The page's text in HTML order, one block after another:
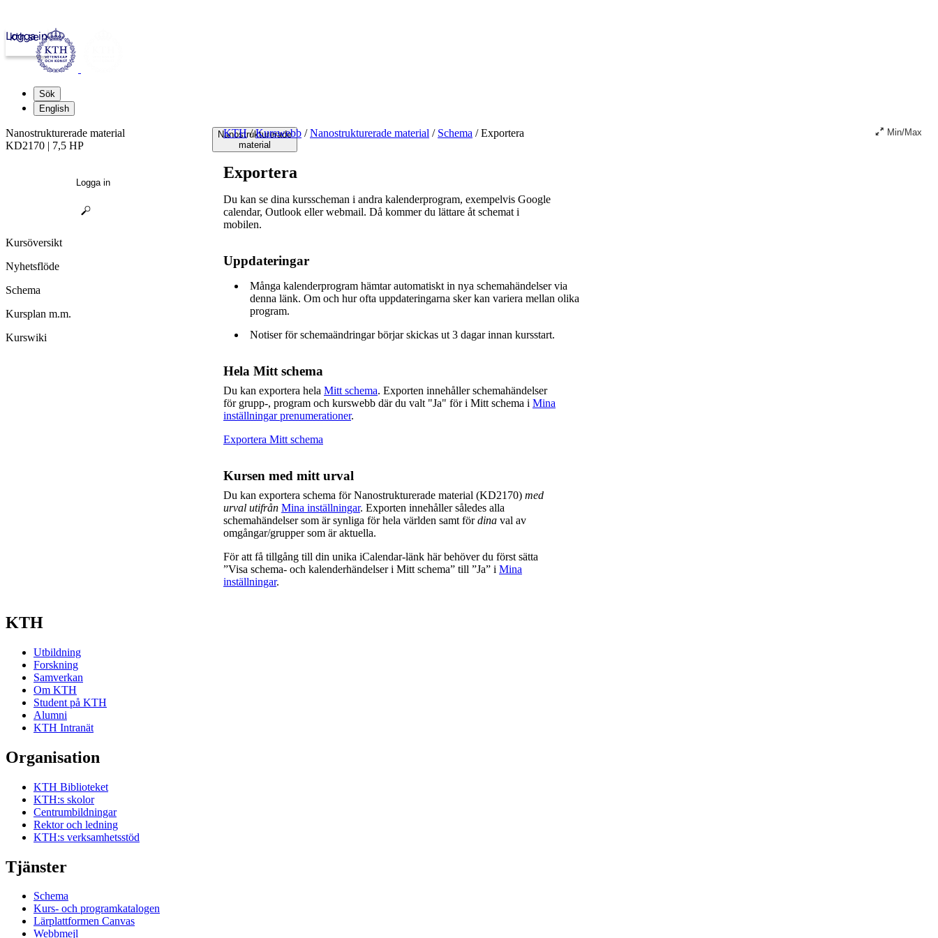
kth.se
Logga in
Sök
English
Nanostrukturerade
material
KTH / Kurswebb / Nanostrukturerade material / Schema /Exportera Min/Max
Exportera
Du kan se dina kursscheman i andra kalenderprogram, exempelvis Google
calendar, Outlook eller webmail. Då kommer du lättare åt schemat i
mobilen.
Uppdateringar
Många kalenderprogram hämtar automatiskt in nya schemahändelser via
denna länk. Om och hur ofta uppdateringarna sker kan variera mellan olika
program.
Notiser för schemaändringar börjar skickas ut 3 dagar innan kursstart.
Hela Mitt schema
Du kan exportera hela Mitt schema. Exporten innehåller schemahändelser
för grupp-, program och kurswebb där du valt "Ja" för i Mitt schema i Mina
inställningar prenumerationer.
Exportera Mitt schema
Kursen med mitt urval
Du kan exportera schema för Nanostrukturerade material (KD2170) med
urval utifrån Mina inställningar. Exporten innehåller således alla
schemahändelser som är synliga för hela världen samt fördina val av
omgångar/grupper som är aktuella.
För att få tillgång till din unika iCalendar-länk här behöver du först sätta
”Visa schema- och kalenderhändelser i Mitt schema” till ”Ja” i Mina
inställningar.
Nanostrukturerade material
KD2170 | 7,5 HP
Logga in
Kursöversikt
Nyhetsflöde
Schema
Kursplan m.m.
Kurswiki
KTH
Utbildning
Forskning
Samverkan
Om KTH
Student på KTH
Alumni
KTH Intranät
Organisation
KTH Biblioteket
KTH:s skolor
Centrumbildningar
Rektor och ledning
KTH:s verksamhetsstöd
Tjänster
Schema
Kurs- och programkatalogen
Lärplattformen Canvas
Webbmejl